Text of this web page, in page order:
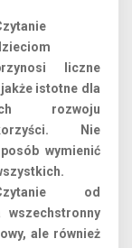
liczne
istotne dla
rozwoju
Nie
wymienić
od
wszechstronny
ale również